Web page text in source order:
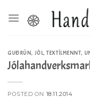
GUÐRÚN, JÓL,TEXTÍLMENNT,
POSTED ON 18.11.2014